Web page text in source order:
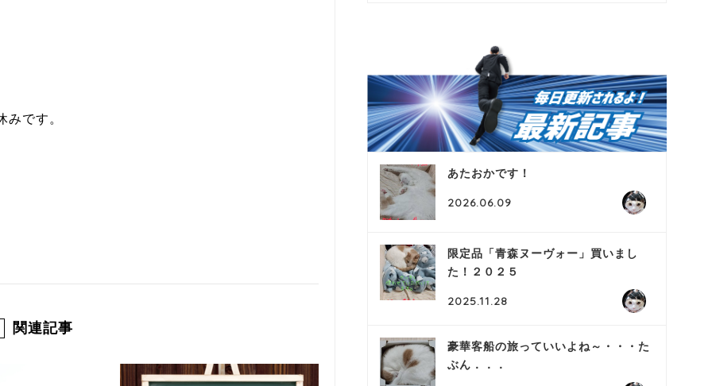
です。
関連記事
あたおかです！
2026.06.09
限定品「青森ヌーヴォー」買いまし
た！２０２５
2025.11.28
豪華客船の旅っていいよね～・・・た
ぶん．．．